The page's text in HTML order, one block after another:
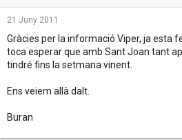
21 Juny 2011
Gràcies per la informació Viper, ja esta
toca esperar que amb Sant Joan tant
tindré fins la setmana vinent.
Ens veiem allà dalt.
Buran